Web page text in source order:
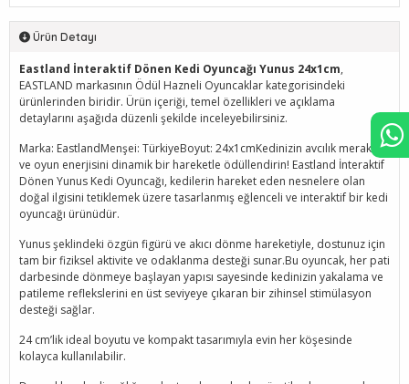
Ürün Detayı
Eastland İnteraktif Dönen Kedi Oyuncağı Yunus 24x1cm,
EASTLAND markasının Ödül Hazneli Oyuncaklar kategorisindeki
ürünlerinden biridir. Ürün içeriği, temel özellikleri ve açıklama
detaylarını aşağıda düzenli şekilde inceleyebilirsiniz.
Marka: EastlandMenşei: TürkiyeBoyut: 24x1cmKedinizin avcılık merakını
ve oyun enerjisini dinamik bir hareketle ödüllendirin! Eastland İnteraktif
Dönen Yunus Kedi Oyuncağı, kedilerin hareket eden nesnelere olan
doğal ilgisini tetiklemek üzere tasarlanmış eğlenceli ve interaktif bir kedi
oyuncağı ürünüdür.
Yunus şeklindeki özgün figürü ve akıcı dönme hareketiyle, dostunuz için
tam bir fiziksel aktivite ve odaklanma desteği sunar.Bu oyuncak, her pati
darbesinde dönmeye başlayan yapısı sayesinde kedinizin yakalama ve
patileme reflekslerini en üst seviyeye çıkaran bir zihinsel stimülasyon
desteği sağlar.
24 cm’lik ideal boyutu ve kompakt tasarımıyla evin her köşesinde
kolayca kullanılabilir.